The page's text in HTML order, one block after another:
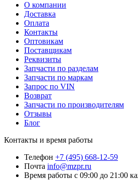
О компании
Доставка
Оплата
Контакты
Оптовикам
Поставщикам
Реквизиты
Запчасти по разделам
Запчасти по маркам
Запрос по VIN
Возврат
Запчасти по производителям
Отзывы
Блог
Контакты и время работы
Телефон +7 (495) 668-12-59
Почта info@mzpr.ru
Время работы с 09:00 до 21:00